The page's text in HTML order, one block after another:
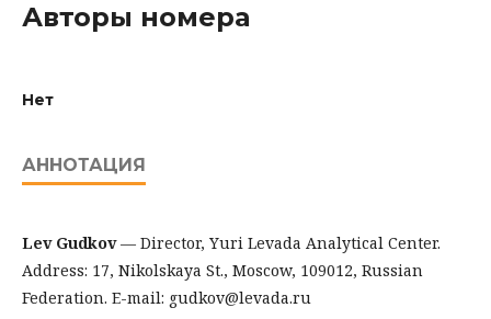
Авторы номера
Нет
АННОТАЦИЯ
Lev Gudkov— Director, Yuri Levada Analytical Center.
Address: 17, Nikolskaya St., Moscow, 109012, Russian
Federation. E-mail: gudkov@levada.ru